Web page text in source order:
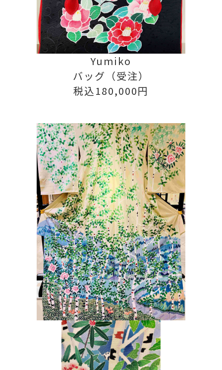
Yumiko
バッグ（受注）
税込180,000円